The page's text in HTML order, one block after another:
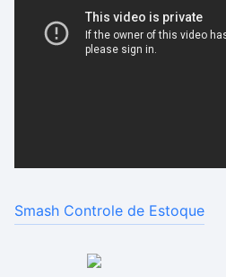
Smash Controle de Estoque